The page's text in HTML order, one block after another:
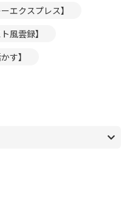
エクスプレス】
風雲録】
す】